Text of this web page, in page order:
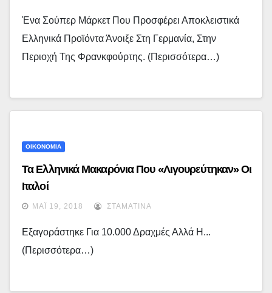
Ένα Σούπερ Μάρκετ Που Προσφέρει Αποκλειστικά
Ελληνικά Προϊόντα Άνοιξε Στη Γερμανία, Στην
Περιοχή Της Φρανκφούρτης. (περισσότερα…)
ΟΙΚΟΝΟΜΙΑ
Τα Ελληνικά Μακαρόνια Που «λιγουρεύτηκαν» Οι
Ιταλοί
ΜΆΙ 19, 2018 ΣΤΑΜΑΤΊΝΑ
Εξαγοράστηκε Για 10.000 Δραχμές Αλλά Η...
(περισσότερα…)